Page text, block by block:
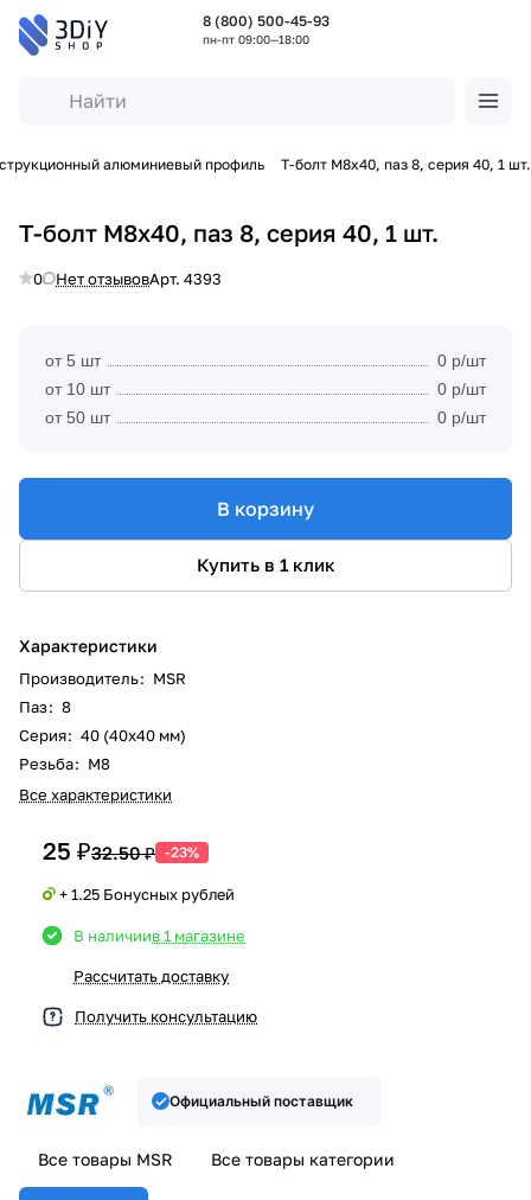
8 (800) 500-45-93
пн-пт 09:00—18:00
алюминиевый профиль Т-болт М8х40, паз 8, серия 40, 1 шт.
Т-болт М8х40, паз 8, серия 40, 1 шт.
0 Нет отзывовАрт. 4393
от 5 шт
0 р/шт
от 10 шт
0 р/шт
от 50 шт
0 р/шт
В корзину
Купить в 1 клик
Характеристики
Производитель: MSR
Паз: 8
Серия: 40 (40x40 мм)
Резьба: М8
Все характеристики
25 ₽32.50 ₽ -23%
+ 1.25 Бонусных рублей
В наличиив 1 магазине
Рассчитать доставку
Получить консультацию
Официальный поставщик
Все товары MSR Все товары категории